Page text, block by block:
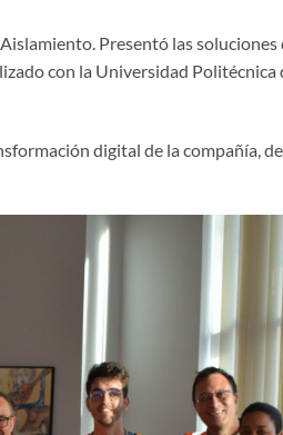
Presentó las soluciones
con la Universidad Politécnica
digital de la compañía,